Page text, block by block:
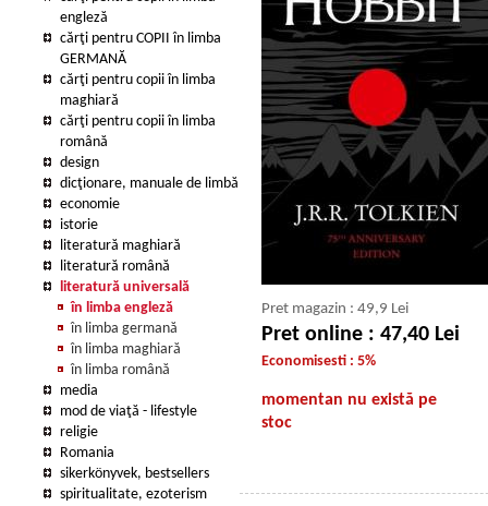
engleză
cărţi pentru COPII în limba
GERMANĂ
cărţi pentru copii în limba
maghiară
cărţi pentru copii în limba
română
design
dicţionare, manuale de limbă
economie
istorie
literatură maghiară
literatură română
literatură universală
în limba engleză
în limba germană
în limba maghiară
în limba română
media
mod de viaţă - lifestyle
religie
Romania
sikerkönyvek, bestsellers
spiritualitate, ezoterism
Pret magazin : 49,9 Lei
Pret online : 47,40 Lei
Economisesti : 5%
momentan nu există pe
stoc